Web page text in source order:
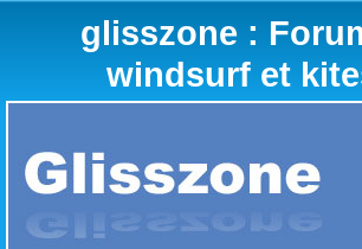
glisszone :
windsurf et